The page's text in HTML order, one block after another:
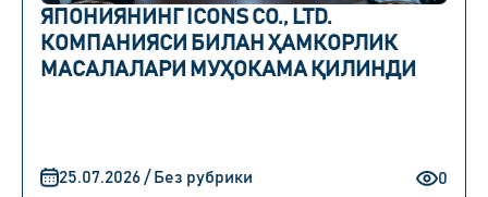
ЯПОНИЯНИНГ ICONS CO., LTD.
КОМПАНИЯСИ БИЛАН ҲАМКОРЛИК
МАСАЛАЛАРИ МУҲОКАМА ҚИЛИНДИ
0
25.07.2026 / Без рубрики